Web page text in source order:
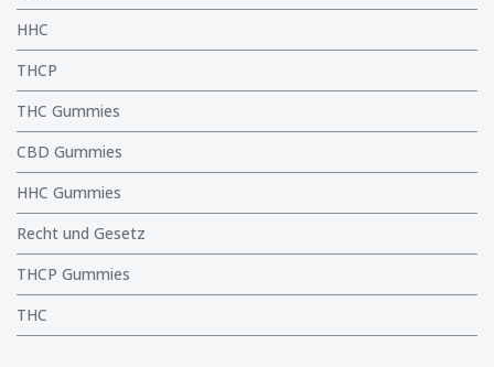
HHC
THCP
THC Gummies
CBD Gummies
HHC Gummies
Recht und Gesetz
THCP Gummies
THC